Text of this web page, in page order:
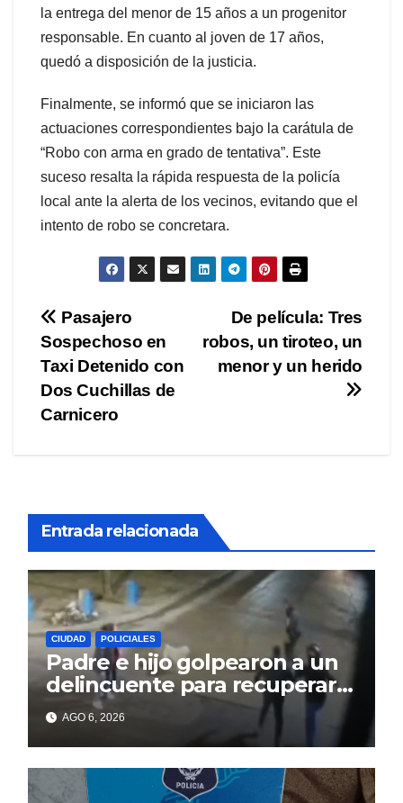
la entrega del menor de 15 años a un progenitor
responsable. En cuanto al joven de 17 años,
quedó a disposición de la justicia.
Finalmente, se informó que se iniciaron las
actuaciones correspondientes bajo la carátula de
“Robo con arma en grado de tentativa”. Este
suceso resalta la rápida respuesta de la policía
local ante la alerta de los vecinos, evitando que el
intento de robo se concretara.
Navegación
de
entradas
De película: Tres
robos, un tiroteo, un
menor y un herido
Pasajero
Sospechoso en
Taxi Detenido con
Dos Cuchillas de
Carnicero
Entrada relacionada
CIUDAD POLICIALES
Padre e hijo golpearon a un
delincuente para recuperar
un celular robado en Berisso
AGO 6, 2026